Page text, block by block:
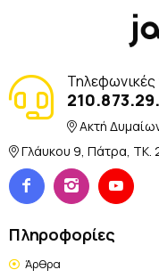
Τηλεφωνικές
Ακτή
Γλάυκου 9, Πάτρα, TK.
Πληροφορίες
Άρθρα